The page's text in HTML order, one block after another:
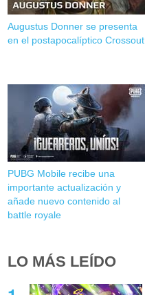
Augustus Donner se presenta
en el postapocalíptico Crossout
PUBG Mobile recibe una
importante actualización y
añade nuevo contenido al
battle royale
LO MÁS LEÍDO